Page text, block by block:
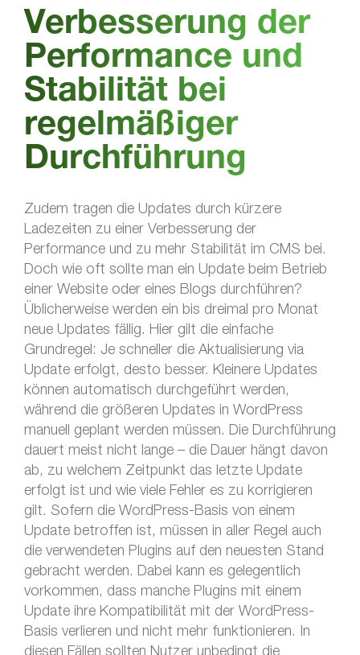
Verbesserung der
Performance und
Stabilität bei
regelmäßiger
Durchführung
Zudem tragen die Updates durch kürzere
Ladezeiten zu einer Verbesserung der
Performance und zu mehr Stabilität im CMS bei.
Doch wie oft sollte man ein Update beim Betrieb
einer Website oder eines Blogs durchführen?
Üblicherweise werden ein bis dreimal pro Monat
neue Updates fällig. Hier gilt die einfache
Grundregel: Je schneller die Aktualisierung via
Update erfolgt, desto besser. Kleinere Updates
können automatisch durchgeführt werden,
während die größeren Updates in WordPress
manuell geplant werden müssen. Die Durchführung
dauert meist nicht lange – die Dauer hängt davon
ab, zu welchem Zeitpunkt das letzte Update
erfolgt ist und wie viele Fehler es zu korrigieren
gilt. Sofern die WordPress-Basis von einem
Update betroffen ist, müssen in aller Regel auch
die verwendeten Plugins auf den neuesten Stand
gebracht werden. Dabei kann es gelegentlich
vorkommen, dass manche Plugins mit einem
Update ihre Kompatibilität mit der WordPress-
Basis verlieren und nicht mehr funktionieren. In
diesen Fällen sollten Nutzer unbedingt die